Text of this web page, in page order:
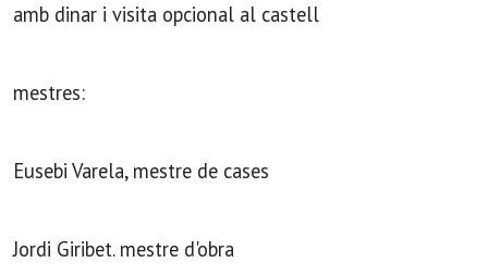
amb dinar i visita opcional al castell
mestres:
Eusebi Varela, mestre de cases
Jordi Giribet. mestre d'obra